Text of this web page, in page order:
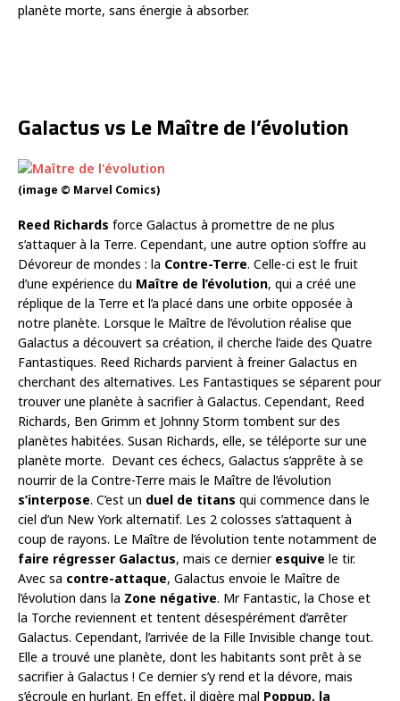
planète morte, sans énergie à absorber.
Galactus vs Le Maître de l’évolution
(image © Marvel Comics)
Reed Richards force Galactus à promettre de ne plus
s’attaquer à la Terre. Cependant, une autre option s’offre au
Dévoreur de mondes : la Contre-Terre. Celle-ci est le fruit
d’une expérience du Maître de l’évolution, qui a créé une
réplique de la Terre et l’a placé dans une orbite opposée à
notre planète. Lorsque le Maître de l’évolution réalise que
Galactus a découvert sa création, il cherche l’aide des Quatre
Fantastiques. Reed Richards parvient à freiner Galactus en
cherchant des alternatives. Les Fantastiques se séparent pour
trouver une planète à sacrifier à Galactus. Cependant, Reed
Richards, Ben Grimm et Johnny Storm tombent sur des
planètes habitées. Susan Richards, elle, se téléporte sur une
planète morte. Devant ces échecs, Galactus s’apprête à se
nourrir de la Contre-Terre mais le Maître de l’évolution
s’interpose. C’est un duel de titans qui commence dans le
ciel d’un New York alternatif. Les 2 colosses s’attaquent à
coup de rayons. Le Maître de l’évolution tente notamment de
faire régresser Galactus, mais ce dernier esquive le tir.
Avec sa contre-attaque, Galactus envoie le Maître de
l’évolution dans la Zone négative. Mr Fantastic, la Chose et
la Torche reviennent et tentent désespérément d’arrêter
Galactus. Cependant, l’arrivée de la Fille Invisible change tout.
Elle a trouvé une planète, dont les habitants sont prêt à se
sacrifier à Galactus ! Ce dernier s’y rend et la dévore, mais
s’écroule en hurlant. En effet, il digère mal Poppup, la